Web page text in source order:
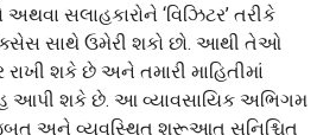
અથવા સલાહકારોને ‘વિઝિટર’ તરીકે
સાથે ઉમેરી શકો છો. આથી તેઓ
શકે છે અને તમારી માહિતીમાં
આપી શકે છે. આ વ્યાવસાયિક અભિગમ
અને વ્યવસ્થિત શરૂઆત સુનિશ્ચિત